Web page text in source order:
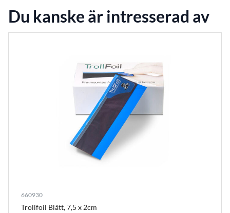
Du kanske är intresserad av
660930
Trollfoil Blått, 7,5 x 2cm